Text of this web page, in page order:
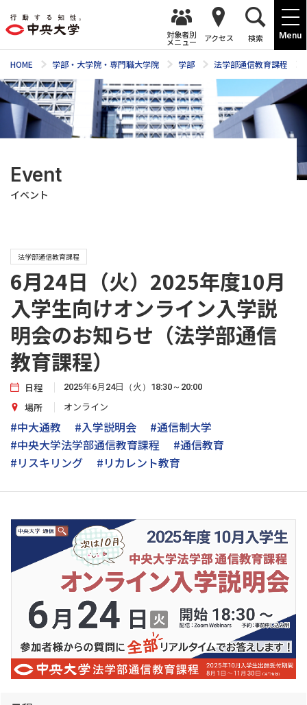
Menu
対象者別
メニュー アクセス 検索
HOME 学部・大学院・専門職大学院 学部 法学部通信教育課程
Event
イベント
法学部通信教育課程
6月24日（火）2025年度10月
入学生向けオンライン入学説
明会のお知らせ（法学部通信
教育課程）
日程 2025年6月24日（火）18:30～20:00
場所 オンライン
#中大通教 #入学説明会
#通信制大学
#中央大学法学部通信教育課程
#通信教育
#リスキリング
#リカレント教育